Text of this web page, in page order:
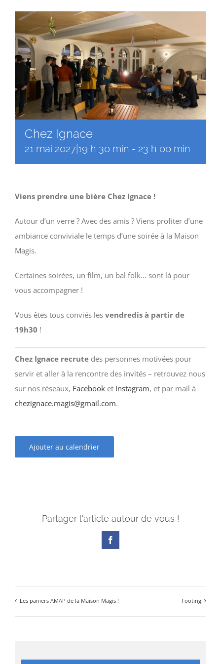
Magis Paris
Cowork Magis
JRS France
Réseau Magis
Chez Ignace
21 mai 2027|19 h 30 min - 23 h 00 min
Viens prendre une bière Chez Ignace !
Autour d’un verre ? Avec des amis ? Viens profiter d’une
ambiance conviviale le temps d’une soirée à la Maison
Magis.
Certaines soirées, un film, un bal folk… sont là pour
vous accompagner !
Vous êtes tous conviés les vendredis à partir de
19h30 !
Chez Ignace recrute des personnes motivées pour
servir et aller à la rencontre des invités – retrouvez nous
sur nos réseaux, Facebook et Instagram, et par mail à
chezignace.magis@gmail.com.
Ajouter au calendrier
Partager l'article autour de vous !
Facebook
Les paniers AMAP de la Maison Magis ! Footing